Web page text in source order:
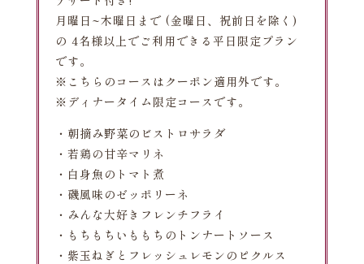
月曜日~木曜日まで (金曜日、祝前日を除く)
の 4名様以上でご利用できる平日限定プラン
です。
※こちらのコースはクーポン適用外です。
※ディナータイム限定コースです。
・朝摘み野菜のビストロサラダ
・若鶏の甘辛マリネ
・白身魚のトマト煮
・磯風味のゼッポリーネ
・みんな大好きフレンチフライ
・もちもちいももちのトンナートソース
・紫玉ねぎとフレッシュレモンのピクルス